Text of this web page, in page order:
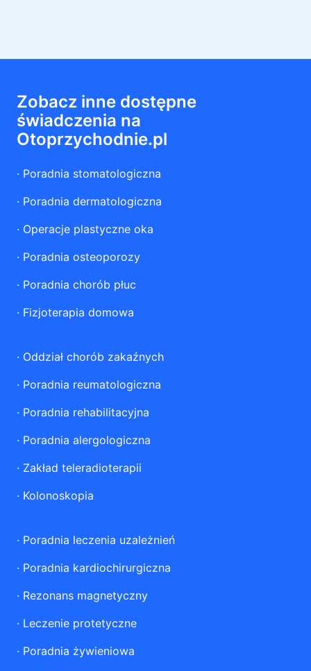
Zobacz inne dostępne
świadczenia na
Otoprzychodnie.pl
· Poradnia stomatologiczna
· Poradnia dermatologiczna
· Operacje plastyczne oka
· Poradnia osteoporozy
· Poradnia chorób płuc
· Fizjoterapia domowa
· Oddział chorób zakaźnych
· Poradnia reumatologiczna
· Poradnia rehabilitacyjna
· Poradnia alergologiczna
· Zakład teleradioterapii
· Kolonoskopia
· Poradnia leczenia uzależnień
· Poradnia kardiochirurgiczna
· Rezonans magnetyczny
· Leczenie protetyczne
· Poradnia żywieniowa